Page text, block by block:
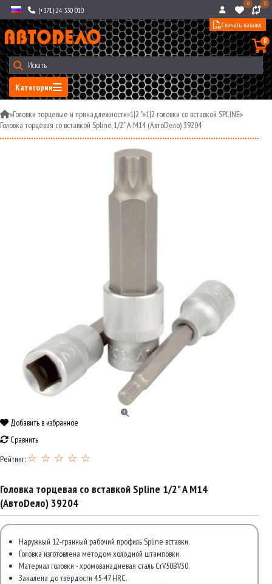
(+371) 24 330 010
0 0
Категории
0
Скачать каталог
»Головки торцевые и принадлежности»1|2 "»1|2 головки со вставкой SPLINE»
Головка торцевая со вставкой Spline 1/2" A М14 (АвтоDело) 39204
Добавить в избранное
Сравнить
Рейтинг: ☆ ☆ ☆ ☆ ☆
Головка торцевая со вставкой Spline 1/2" A М14
(АвтоDело) 39204
Наружный 12-гранный рабочий профиль Spline вставки.
Головка изготовлена методом холодной штамповки.
Материал головки - хромованадиевая сталь CrV50BV30.
Закалена до твёрдости 45-47 HRC.